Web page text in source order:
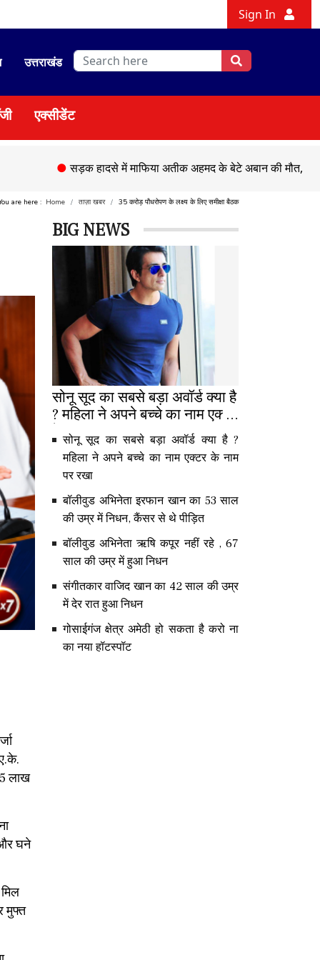
Sign In
उत्तराखंड
एक्सीडेंट
सड़क हादसे में माफिया अतीक अहमद के बेटे अबान की मौत, ● चेहल्लुम
are here : Home ताज़ा खबर 35 करोड़ पौधरोपण के लक्ष्य के लिए समीक्षा बैठक
लाख
घने
मुफ्त
BIG NEWS
सोनू सूद का सबसे बड़ा अवॉर्ड क्या है
? महिला ने अपने बच्चे का नाम एक्टर
के नाम पर रखा
सोनू सूद का सबसे बड़ा अवॉर्ड क्या है ?
महिला ने अपने बच्चे का नाम एक्टर के नाम
पर रखा
बॉलीवुड अभिनेता इरफान खान का 53 साल
की उम्र में निधन, कैंसर से थे पीड़ित
बॉलीवुड अभिनेता ऋषि कपूर नहीं रहे , 67
साल की उम्र में हुआ निधन
संगीतकार वाजिद खान का 42 साल की उम्र
में देर रात हुआ निधन
गोसाईगंज क्षेत्र अमेठी हो सकता है करो ना
का नया हॉटस्पॉट